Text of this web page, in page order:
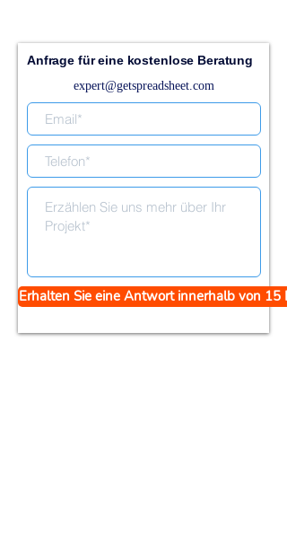
Anfrage für eine kostenlose Beratung
expert@getspreadsheet.com
Erhalten Sie eine Antwort innerhalb von 15